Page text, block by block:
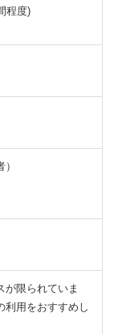
程度)
が限られていま
利用をおすすめし